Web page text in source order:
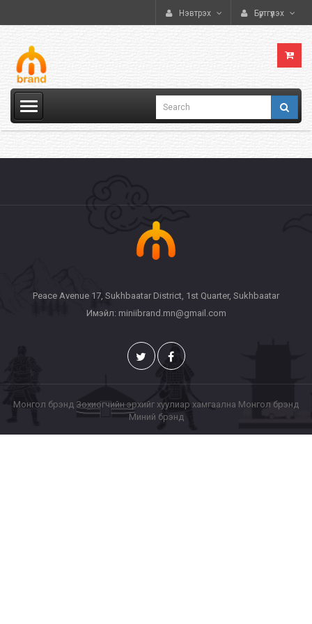
Нэвтрэх Бүртгүүлэх
Peace Avenue 17, Sukhbaatar District, 1st Quarter, Sukhbaatar
Имэйл: miniibrand.mn@gmail.com
Монгол брэнд Зохиогчийн эрхийг хуулиар хамгаална Монгол брэнд
Миний брэнд